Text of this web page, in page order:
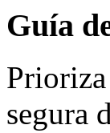
Guía
segura